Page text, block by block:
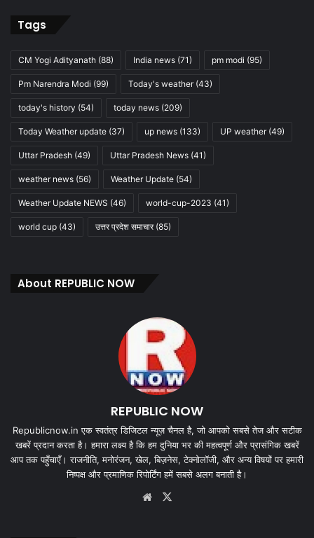
Tags
CM Yogi Adityanath (88) India news (71) pm modi (95)
Pm Narendra Modi (99) Today's weather(43)
today's history (54) today news (209)
Today Weather update (37) up news (133) UP weather(49)
Uttar Pradesh (49) Uttar Pradesh News (41)
weather news (56) Weather Update (54)
Weather Update NEWS (46) world-cup-2023 (41)
world cup (43) उत्तर प्रदेश समाचार(85)
About REPUBLIC NOW
REPUBLIC NOW
Republicnow.in एक स्वतंत्र डिजिटल न्यूज़ चैनल है, जो आपको सबसे तेज और सटीक
खबरें प्रदान करता है। हमारा लक्ष्य है कि हम दुनिया भर की महत्वपूर्ण और प्रासंगिक खबरें
आप तक पहुँचाएँ। राजनीति, मनोरंजन, खेल, बिज़नेस, टेक्नोलॉजी, और अन्य विषयों पर हमारी
निष्पक्ष और प्रमाणिक रिपोर्टिंग हमें सबसे अलग बनाती है।
Website